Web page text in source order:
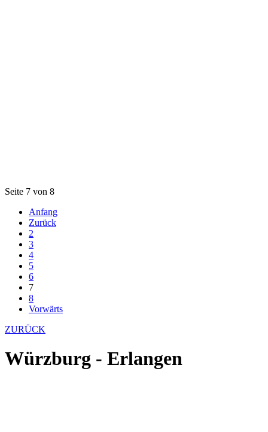
Seite 7 von 8
Anfang
Zurück
2
3
4
5
6
7
8
Vorwärts
ZURÜCK
Würzburg - Erlangen